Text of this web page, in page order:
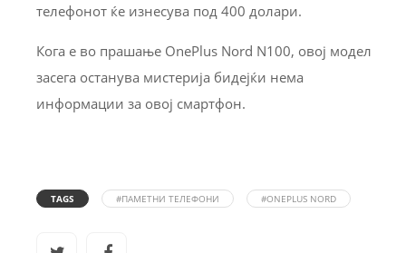
телефонот ќе изнесува под 400 долари.
Кога е во прашање OnePlus Nord N100, овој модел
засега останува мистерија бидејќи нема
информации за овој смартфон.
TAGS #ПАМЕТНИ ТЕЛЕФОНИ #ONEPLUS NORD